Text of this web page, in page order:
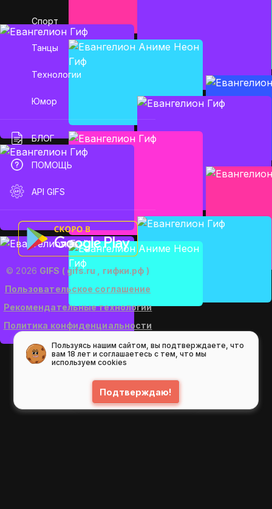
Спорт
Танцы
Технологии
Юмор
БЛОГ
ПОМОЩЬ
API GIFS
© 2026 GIFS ( gifs.ru , гифки.рф )
Пользовательское соглашение
Рекомендательные технологии
Политика конфиденциальности
Пользуясь нашим сайтом, вы подтверждаете, что
вам 18 лет и соглашаетесь с тем, что мы
используем cookies
Подтверждаю!